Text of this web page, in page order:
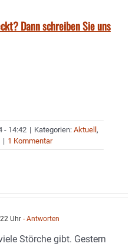
Dann schreiben Sie uns
- 14:42 | Kategorien: Aktuell,
| 1 Kommentar
Uhr - Antworten
Störche gibt. Gestern